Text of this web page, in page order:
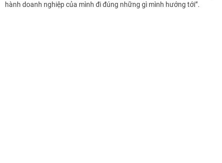
hành doanh nghiệp của mình đi đúng những gì mình hướng tới”.